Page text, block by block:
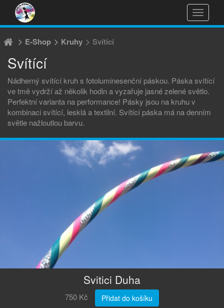
Přeskočit
na
navigaci
E-Shop Kruhy Svítící
Svítící
Nádherný svítící kruh s fotoluminesenční páskou. Páska svítící
ve tmě vydrží až několik hodin a vyzařuje jasné zelené světlo.
Perfektní varianta na performance! Pásky jsou na kruhu v
kombinaci svítící, lesklá a textilní. Svítící páska má na denním
světle nažloutlou barvu.
Svitici Duha
750 Kč Přidat do košíku